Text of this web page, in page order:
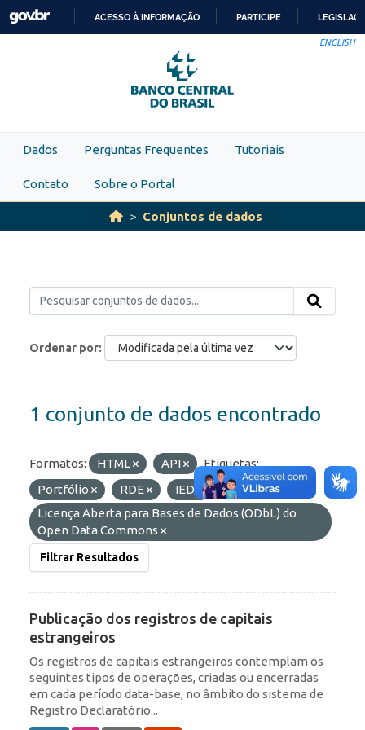
Skip to main content
PARA
O
CONTEÚDO
ACESSO À INFORMAÇÃO PARTICIPE
ENGLISH
Dados Perguntas Frequentes Tutoriais
Contato Sobre o Portal
Conjuntos de dados
Ordenar por
1 conjunto de dados encontrado
Formatos: HTML API
Etiquetas:
Portfólio
RDE IED
Licenças:
Licença Aberta para Bases de Dados (ODbL) do
Open Data Commons
Filtrar Resultados
Publicação dos registros de capitais
estrangeiros
Os registros de capitais estrangeiros contemplam os
seguintes tipos de operações, criadas ou encerradas
em cada período data-base, no âmbito do sistema de
Registro Declaratório...